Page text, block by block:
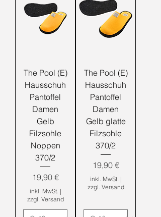
The Pool (E)
Hausschuh
Pantoffel
Damen
Gelb
Filzsohle
Noppen
370/2
Preis
19,90 €
inkl. MwSt. |
zzgl. Versand
The Pool (E)
Hausschuh
Pantoffel
Damen
Gelb glatte
Filzsohle
370/2
Preis
19,90 €
inkl. MwSt. |
zzgl. Versand